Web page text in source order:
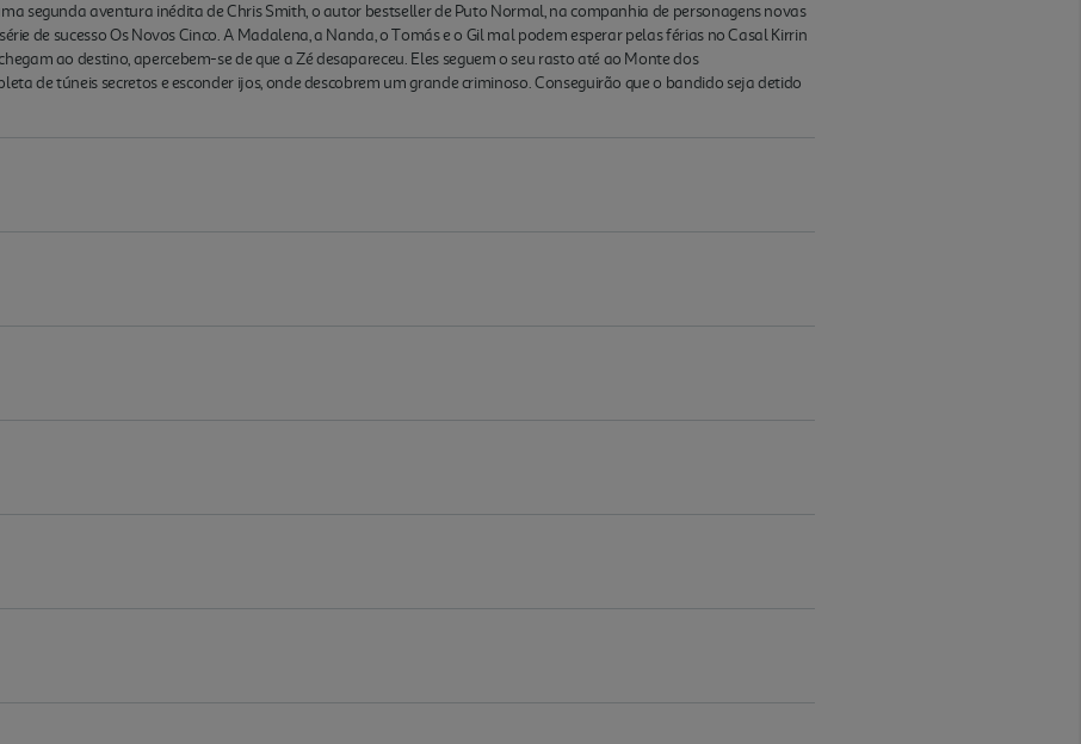
segunda aventura inédita de Chris Smith, o autor bestseller de Puto Normal, na companhia de personagens novas
de sucesso Os Novos Cinco. A Madalena, a Nanda, o Tomás e o Gil mal podem esperar pelas férias no Casal Kirrin
ao destino, apercebem-se de que a Zé desapareceu. Eles seguem o seu rasto até ao Monte dos
de túneis secretos e esconder ijos, onde descobrem um grande criminoso. Conseguirão que o bandido seja detido